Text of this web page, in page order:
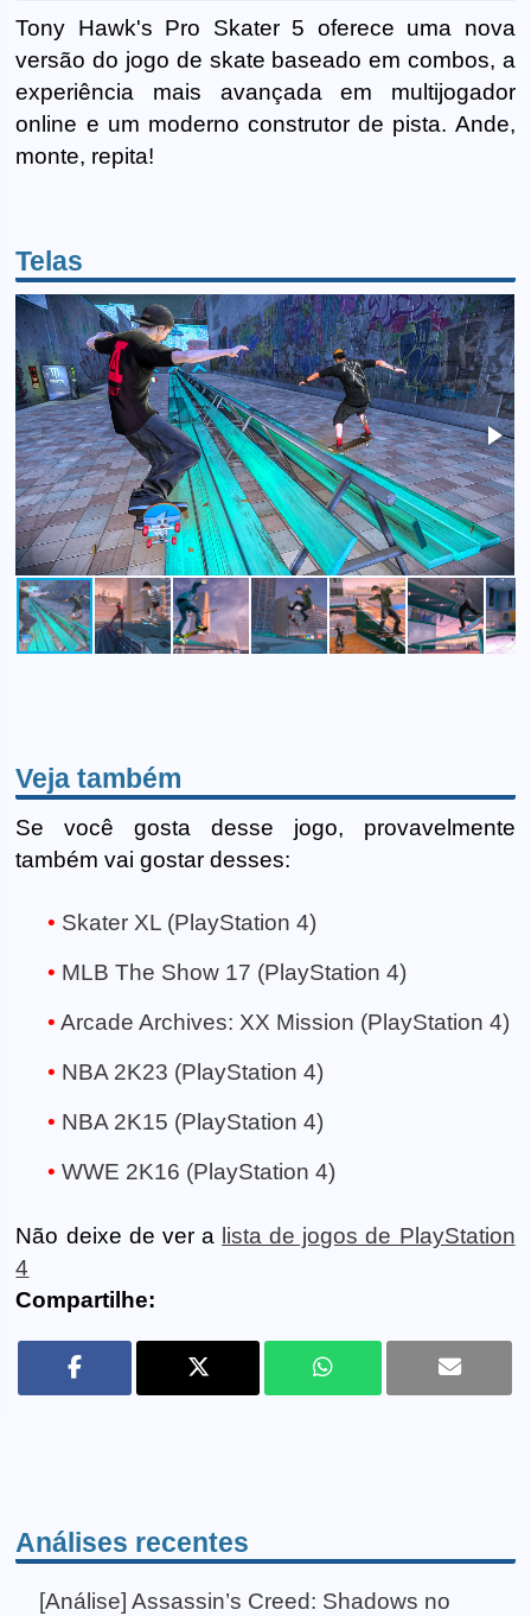
Tony Hawk's Pro Skater 5 oferece uma nova
versão do jogo de skate baseado em combos, a
experiência mais avançada em multijogador
online e um moderno construtor de pista. Ande,
monte, repita!
Telas
Veja também
Se você gosta desse jogo, provavelmente
também vai gostar desses:
Skater XL (PlayStation 4)
MLB The Show 17 (PlayStation 4)
Arcade Archives: XX Mission (PlayStation 4)
NBA 2K23 (PlayStation 4)
NBA 2K15 (PlayStation 4)
WWE 2K16 (PlayStation 4)
Não deixe de ver a lista de jogos de PlayStation
4
Compartilhe:
Análises recentes
[Análise] Assassin’s Creed: Shadows no